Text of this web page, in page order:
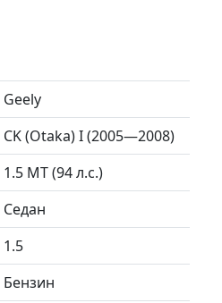
Geely
CK (Otaka) I (2005—2008)
1.5 MT (94 л.с.)
Седан
1.5
Бензин